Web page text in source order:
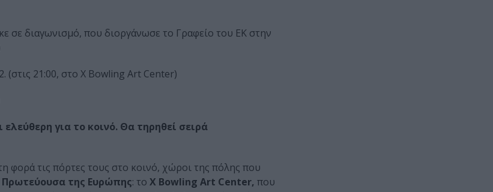
διαγωνισμό, που διοργάνωσε το Γραφείο του ΕΚ στην
(στις 21:00, στο X Bowling Art Center)
για το κοινό. Θα τηρηθεί σειρά
φορά τις πόρτες τους στο κοινό, χώροι της πόλης που
Πρωτεύουσα της Ευρώπης: το X Bowling Art Center, που